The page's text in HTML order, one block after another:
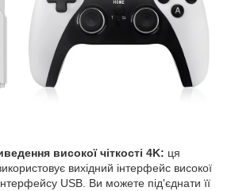
високої чіткості 4K: ця
вихідний інтерфейс високої
інтерфейсу USB. Ви можете під'єднати її